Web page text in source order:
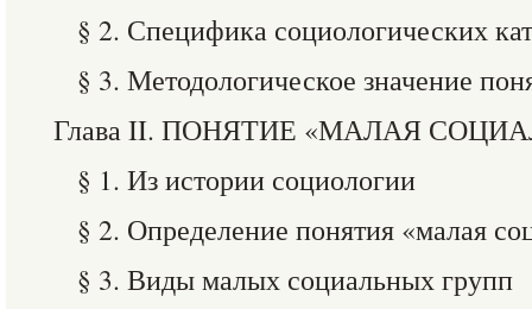
§ 2. Специфика социологических
§ 3. Методологическое значение
Глава II. ПОНЯТИЕ «МАЛАЯ
§ 1. Из истории социологии
§ 2. Определение понятия «малая
§ 3. Виды малых социальных групп